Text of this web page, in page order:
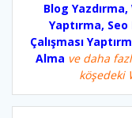
Blog
Yaptırma,
Çalışması
Alma ve daha
köşedeki